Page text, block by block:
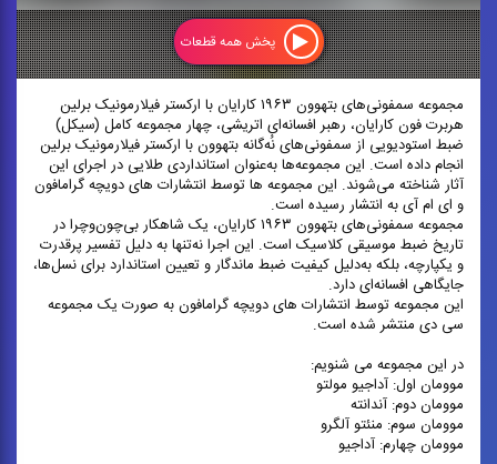
پخش همه قطعات
مجموعه سمفونی‌های بتهوون ۱۹۶۳ کارایان با ارکستر فیلارمونیک برلین
هربرت فون کارایان، رهبر افسانه‌ای اتریشی، چهار مجموعه کامل (سیکل)
ضبط استودیویی از سمفونی‌های نُه‌گانه بتهوون با ارکستر فیلارمونیک برلین
انجام داده است. این مجموعه‌ها به‌عنوان استانداردی طلایی در اجرای این
آثار شناخته می‌شوند. این مجموعه ها توسط انتشارات های دویچه گرامافون
و ای ام آی به انتشار رسیده است.
مجموعه سمفونی‌های بتهوون ۱۹۶۳ کارایان، یک شاهکار بی‌چون‌وچرا در
تاریخ ضبط موسیقی کلاسیک است. این اجرا نه‌تنها به دلیل تفسیر پرقدرت
و یکپارچه، بلکه به‌دلیل کیفیت ضبط ماندگار و تعیین استاندارد برای نسل‌ها،
جایگاهی افسانه‌ای دارد.
این مجموعه توسط انتشارات های دویچه گرامافون به صورت یک مجموعه
سی دی منتشر شده است.
در این مجموعه می شنویم:
موومان اول: آداجیو مولتو
موومان دوم: آندانته
موومان سوم: منئتو آلگرو
موومان چهارم: آداجیو